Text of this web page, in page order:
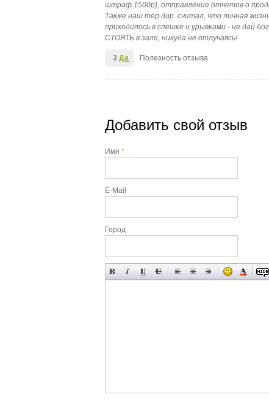
штраф 1500р), отправление отчетов о
Также наш тер.дир. считал, что личная
приходилось в спешке и урывками - не дай
СТОЯТЬ в зале, никуда не отлучаясь!
Полезность отзыва
3 Да
Добавить свой отзыв
Имя *
E-Mail
Город